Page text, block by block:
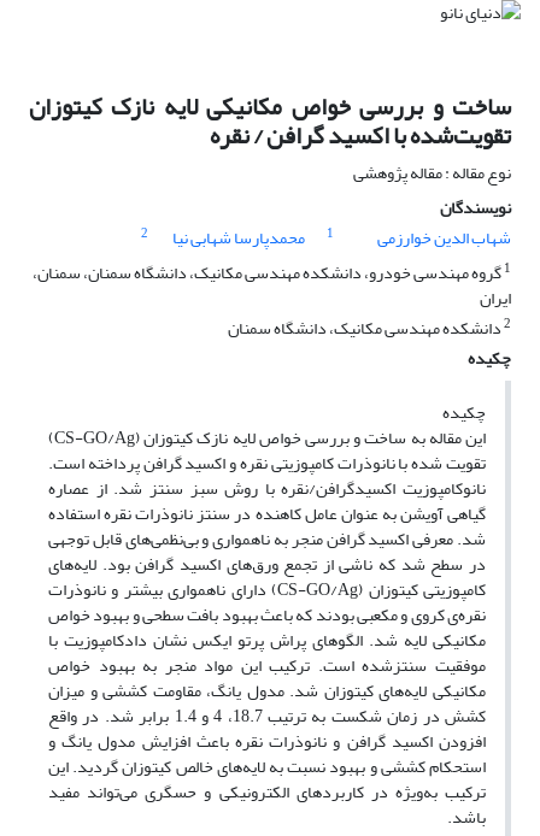
ساخت و بررسی خواص مکانیکی لایه نازک کیتوزان
تقویت‌شده با اکسید گرافن / نقره
نوع مقاله : مقاله پژوهشی
نویسندگان
شهاب الدین خوارزمی
1 محمدپارسا شهابی نیا
2
1گروه مهندسی خودرو، دانشکده مهندسی مکانیک، دانشگاه سمنان، سمنان،
ایران
2دانشکده مهندسی مکانیک، دانشگاه سمنان
چکیده
چکیده
این مقاله به ساخت و بررسی خواص لایه نازک کیتوزان (CS-GO/Ag)
تقویت شده با نانوذرات کامپوزیتی نقره و اکسید گرافن پرداخته است.
نانوکامپوزیت اکسیدگرافن/نقره با روش سبز سنتز شد. از عصاره
گیاهی آویشن به عنوان عامل کاهنده در سنتز نانوذرات نقره استفاده
شد. معرفی اکسید گرافن منجر به ناهمواری و بی‌نظمی‌های قابل توجهی
در سطح شد که ناشی از تجمع ورق‌های اکسید گرافن بود. لایه‌های
کامپوزیتی کیتوزان (CS-GO/Ag) دارای ناهمواری بیشتر و نانوذرات
نقره‌ی کروی و مکعبی بودند که باعث بهبود بافت سطحی و بهبود خواص
مکانیکی لایه شد. الگوهای پراش پرتو ایکس نشان دادکامپوزیت با
موفقیت سنتزشده است. ترکیب این مواد منجر به بهبود خواص
مکانیکی لایه‌های کیتوزان شد. مدول یانگ، مقاومت کششی و میزان
کشش در زمان شکست به ترتیب 18.7، 4 و 1.4 برابر شد. در واقع
افزودن اکسید گرافن و نانوذرات نقره باعث افزایش مدول یانگ و
استحکام کششی و بهبود نسبت به لایه‌های خالص کیتوزان گردید. این
ترکیب به‌ویژه در کاربردهای الکترونیکی و حسگری می‌تواند مفید
باشد.